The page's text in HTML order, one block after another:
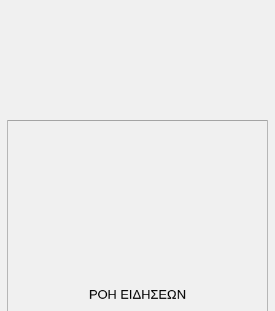
ΡΟΗ ΕΙΔΗΣΕΩΝ